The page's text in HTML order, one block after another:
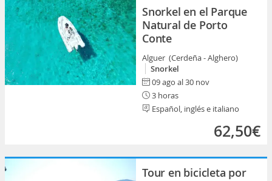
Snorkel en el Parque
Natural de Porto
Conte
Alguer (Cerdeña - Alghero)
Snorkel
09 ago al 30 nov
3 horas
Español, inglés e italiano
62,50€
Tour en bicicleta por